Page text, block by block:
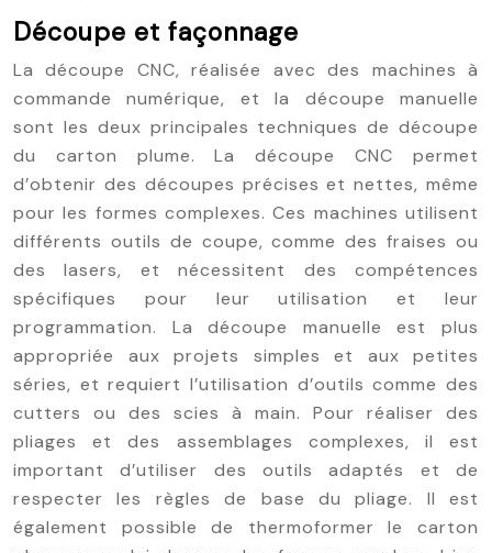
Découpe et façonnage
La découpe CNC, réalisée avec des machines à
commande numérique, et la découpe manuelle
sont les deux principales techniques de découpe
du carton plume. La découpe CNC permet
d’obtenir des découpes précises et nettes, même
pour les formes complexes. Ces machines utilisent
différents outils de coupe, comme des fraises ou
des lasers, et nécessitent des compétences
spécifiques pour leur utilisation et leur
programmation. La découpe manuelle est plus
appropriée aux projets simples et aux petites
séries, et requiert l’utilisation d’outils comme des
cutters ou des scies à main. Pour réaliser des
pliages et des assemblages complexes, il est
important d’utiliser des outils adaptés et de
respecter les règles de base du pliage. Il est
également possible de thermoformer le carton